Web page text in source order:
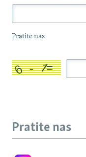
Pratite nas
Pratite nas